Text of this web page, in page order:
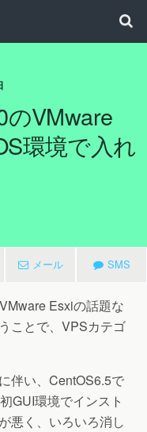
のVMware
環境で入れ
メール SMS
Esxiの話題な
ことで、VPSカテゴ
伴い、CentOS6.5で
GUI環境でインスト
悪く、いろいろ消し